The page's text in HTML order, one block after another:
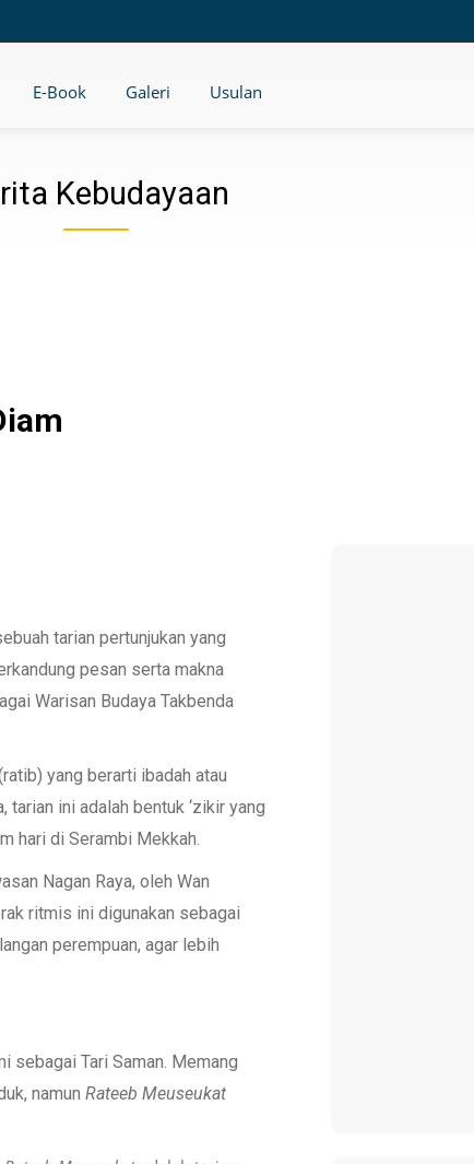
E-Book Galeri Usulan
Kebudayaan
tarian pertunjukan yang
pesan serta makna
Warisan Budaya Takbenda
yang berarti ibadah atau
tarian ini adalah bentuk ‘zikir yang
hari di Serambi Mekkah.
Nagan Raya, oleh Wan
ritmis ini digunakan sebagai
perempuan, agar lebih
sebagai Tari Saman. Memang
namun Rateeb Meuseukat